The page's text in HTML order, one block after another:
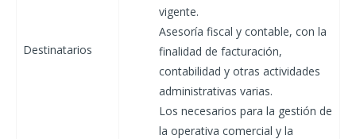
Destinatarios
vigente.
Asesoría fiscal y contable, con la
finalidad de facturación,
contabilidad y otras actividades
administrativas varias.
Los necesarios para la gestión de
la operativa comercial y la